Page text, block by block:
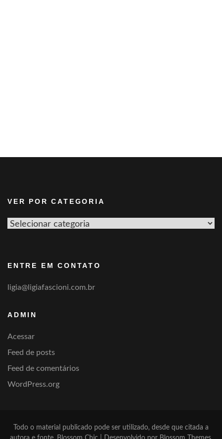
VER POR CATEGORIA
Ver
ENTRE EM CONTATO
ligia@ligiafascioni.com.br
ADMIN
Acessar
Feed de posts
Feed de comentários
WordPress.org
Todo o material publicado pode ser utilizado, desde que citada a